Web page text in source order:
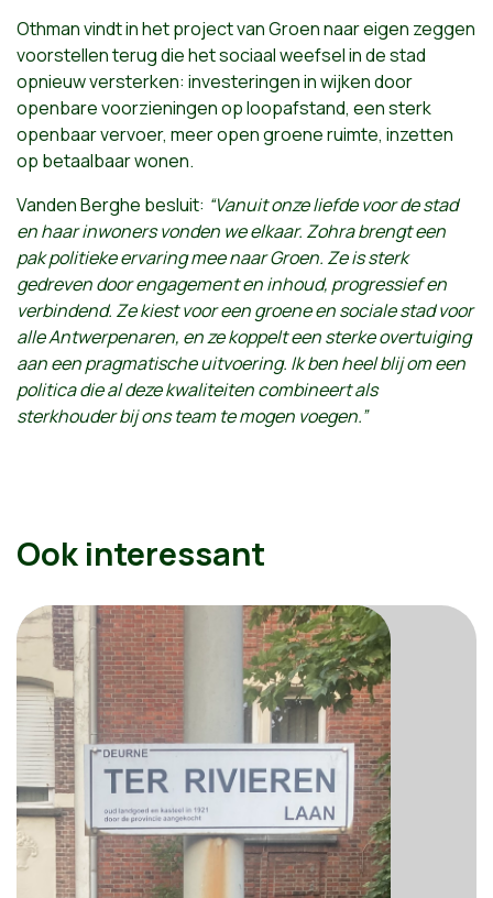
Othman vindt in het project van Groen naar eigen zeggen
voorstellen terug die het sociaal weefsel in de stad
opnieuw versterken: investeringen in wijken door
openbare voorzieningen op loopafstand, een sterk
openbaar vervoer, meer open groene ruimte, inzetten
op betaalbaar wonen.
Vanden Berghe besluit: “Vanuit onze liefde voor de stad
en haar inwoners vonden we elkaar. Zohra brengt een
pak politieke ervaring mee naar Groen. Ze is sterk
gedreven door engagement en inhoud, progressief en
verbindend. Ze kiest voor een groene en sociale stad voor
alle Antwerpenaren, en ze koppelt een sterke overtuiging
aan een pragmatische uitvoering. Ik ben heel blij om een
politica die al deze kwaliteiten combineert als
sterkhouder bij ons team te mogen voegen.”
Ook interessant